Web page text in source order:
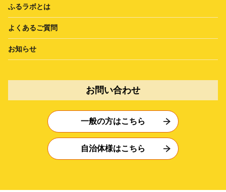
ふるラボとは
よくあるご質問
お知らせ
お問い合わせ
一般の方はこちら
自治体様はこちら